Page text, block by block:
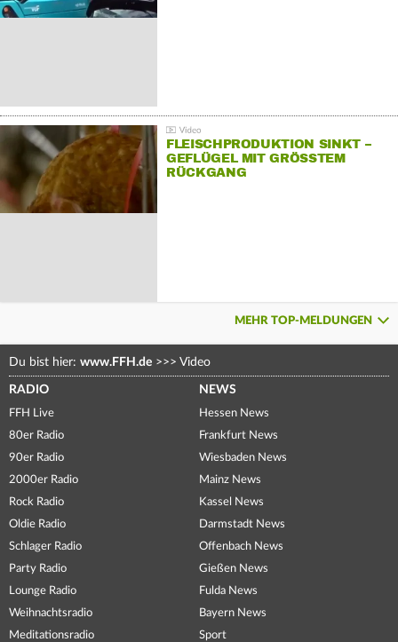
FLEISCHPRODUKTION SINKT –
GEFLÜGEL MIT GRÖSSTEM R
ÜCKGANG
MEHR TOP-MELDUNGEN
Du bist hier: www.FFH.de >>> Video
RADIO
FFH Live
80er Radio
90er Radio
2000er Radio
Rock Radio
Oldie Radio
Schlager Radio
Party Radio
Lounge Radio
Weihnachtsradio
Meditationsradio
NEWS
Hessen News
Frankfurt News
Wiesbaden News
Mainz News
Kassel News
Darmstadt News
Offenbach News
Gießen News
Fulda News
Bayern News
Sport